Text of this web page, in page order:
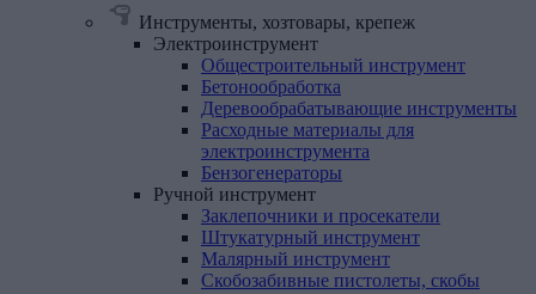
Инструменты, хозтовары, крепеж
Электроинструмент
Общестроительный инструмент
Бетонообработка
Деревообрабатывающие инструменты
Расходные материалы для
электроинструмента
Бензогенераторы
Ручной инструмент
Заклепочники и просекатели
Штукатурный инструмент
Малярный инструмент
Скобозабивные пистолеты, скобы